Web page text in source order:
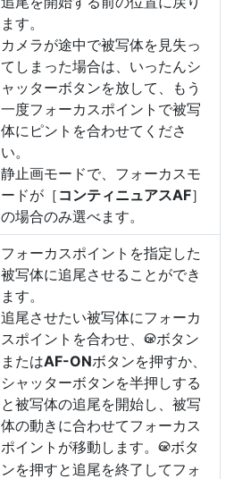
ます。
カメラが途中で被写体を見失っ
てしまった場合は、いったんシ
ャッターボタンを放して、もう
一度フォーカスポイントで被写
体にピントを合わせてくださ
い。
静止画モードで、フォーカスモ
ードが［ コンティニュアスAF］
の場合のみ選べます。
フォーカスポイントを指定した
被写体に追尾させることができ
ます。
追尾させたい被写体にフォーカ
スポイントを合わせ、
Jボタン
またはAF-ONボタンを押すか、
シャッターボタンを半押しする
と被写体の追尾を開始し、被写
体の動きに合わせてフォーカス
ポイントが移動します。
Jボタ
ンを押すと追尾を終了してフォ